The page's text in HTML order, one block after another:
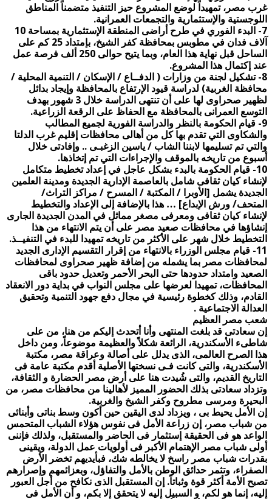
غرب مصر، تمهيداً لوضع المشروع حيز التنفيذ متضمناً المناطق
اللوجستية والإستثمارية والتجمعات العمرانية.
7- البدء الفوري في طرح أراضى المنطقة الإستثمارية بمساحة 10
آلاف فدان في مطوبس بمحافظة كفر الشيخ، بإمتداد 25 كم على
الساحل قبل نهاية هذا العام، وبما يتيح حوالى 250 ألف فرصة عمل
عند إكتمال هذا المشروع.
8- تشكيل لجنة من وزارات ( الدفــاع / الإسكان / التنمية المحلية /
محافظة الغربية) لدراسة قيود الإرتفاع بالمحافظة وإيجاد بدائل
لظهير صحراوى لها على أن تنتهى الدراسة خلال 3 شهور بهدف
التوسع العمرانى بالمحافظة مع الحفاظ على الرقعة الزراعية.
9- قيام الحكومة بالنظر والدراسة الفورية لجميع المطالب
والشكاوى التي تقدم بها كل من أهالى محافظات إقليم غرب الدلتا
والتي تم تسليمها لابننا الشاب / ياسين الزغبـى .. وإفادتى خلال
أسبوع من تاريخه بالموقف والإجراءات التي تم إتخاذها.
10- قيام الحكومة بالبدء بشكل عاجل في إعداد تخطيط متكامل
لإنشاء كيان ثقافى شامل بالعاصمة الإدارية الجديدة ومدينة العلمين
الجديدة يشمل [الأوبرا / المكتبة / المسرح / مراكز التراث/
المتحف/ ورش الإبداع] … هذا بالإضافة إلى الإعداد والتخطيط
لإنشاء كيان ثقافى ومعرفى مصغر مماثل في المدن الجديدة الجارى
إنشاؤها في محافظات صعيد مصر على أن يتم الانتهاء من هذا
التخطيط خلال شهر على الأكثر من تاريخه تمهيدا للبدء في التنفيــذ.
11- قيام مجلس الوزراء بالانتهاء من إقرار التقسيم الإدارى الجديد
لمحافظات مصر بما يشمله من إضافة ظهير صحراوى لمحافظات
الصعيد وامتداد حدودها حتى البحر الأحمر وتعديل حدود باقى
المحافظات، تمهيدا لعرضها على مجلس النواب في بداية دور الانعقاد
القادم، وذلك كخطوة رئيسية في مجال دفع جهود التنمية وتحقيق
العدالة الاجتماعية .
شعب مصر العظيم
إن سعادتى قد بلغت المنتهى وأنا أتحدث إليكم من هنا، من على
شاطىء الأسكندرية، الرائعة شكلاً والعظيمة موضوعاً، ومن داخل
هذا الصرح العالمى، الذى يدلل على أصالة وعراقة مصر، مكتبة
الأسكندرية، والتى كانت فـى نسختها الأصلية أقدم مكتبة عامة فى
التاريخ القديم، والتى شُيدت هنا على أرض مصر الحضارة و الثقافة،
وتزداد سعادتى بذلك الحضور المميز لأهالينا من محافظات مصر، من
البحيرة ومرسى مطروح وكفر الشيخ والغربية.
إن الأمل يحيط بى ، ويزداد لدى اليقين حين أكون وسط بناتى وأبنائى
من شباب مصر، إن زراعة الأمل فى نفوس هؤلاء الشباب المتحمس
الواعد هو فى الحقيقة إستثمار فى الحاضر والمستقبل، ولذلك فإننى
أولى شباب مصر الإهتمام الأكبر فى أولويات عمل الدولة، ويقينى
بقدرات شباب مصر راسخ لا يخالطه شك، فبأيديهم تخضر الأرض
الصفراء، وتثمر حدائق الوطن بالأمل والتفاؤل، وبعزائمهم وإصرارهم
تصبح الأمة أكثر قوة وثباتاً. إن المستقبل الذى نكافح من أجل العبور
إليه، إنما هو لكم، و السبيل إليه لا يتحقق إلا بكم، و أن الأمل فى